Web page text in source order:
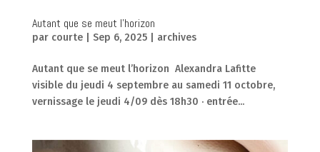
Autant que se meut l’horizon
par courte| Sep 6, 2025| archives
Autant que se meut l’horizon Alexandra Lafitte
visible du jeudi 4 septembre au samedi 11 octobre,
vernissage le jeudi 4/09 dès 18h30 · entrée...